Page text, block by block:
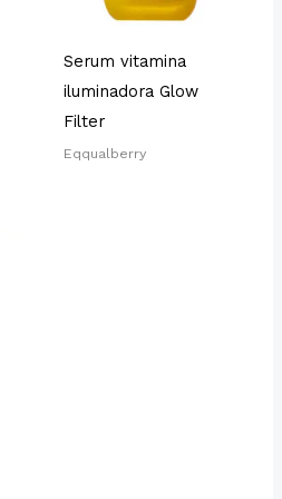
Serum vitamina
iluminadora Glow
Filter
Eqqualberry